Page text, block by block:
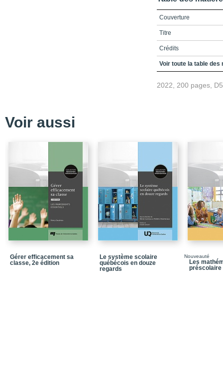
Couverture
Titre
Crédits
Remerciements
Références
Chapitre 2 /
alliage entre
Références
Chapitre 3 / La
l’enseignement de
Chapitre 4 /
entre la gestion de la
Voir toute la table des
2022, 200 pages,
Voir aussi
Gérer efficacement sa
classe, 2e édition
Le système scolaire
québécois en douze
regards
Nouveauté
Les
préscolaire